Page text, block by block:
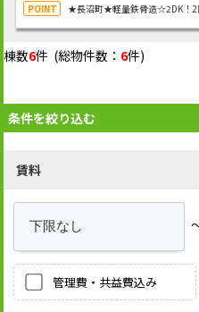
★長沼町★軽量鉄骨造☆2DK！2
棟数6件 (総物件数： 6件)
条件を絞り込む
賃料
管理費・共益費込み